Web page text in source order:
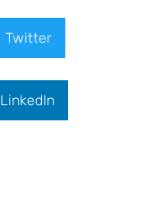
Twitter
LinkedIn